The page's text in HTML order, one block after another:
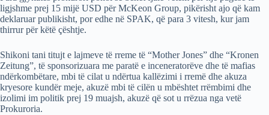
ligjshme prej 15 mijë USD për McKeon Group, pikërisht ajo që kam
deklaruar publikisht, por edhe në SPAK, që para 3 vitesh, kur jam
thirrur për këtë çështje.
Shikoni tani titujt e lajmeve të rreme të “Mother Jones” dhe “Kronen
Zeitung”, të sponsorizuara me paratë e inceneratorëve dhe të mafias
ndërkombëtare, mbi të cilat u ndërtua kallëzimi i rremë dhe akuza
kryesore kundër meje, akuzë mbi të cilën u mbështet rrëmbimi dhe
izolimi im politik prej 19 muajsh, akuzë që sot u rrëzua nga vetë
Prokuroria.